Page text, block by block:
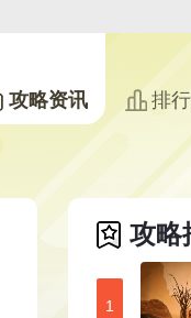
攻略资讯 排
攻略
1